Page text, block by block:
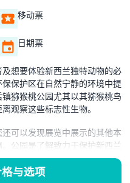
移动票
日期票
想要体验新西兰独特动物的必
保护区在自然宁静的环境中提
猕猴桃公园尤其以其猕猴桃鸟
观察这些标志性生物。
可以发现展览中展示的其他本
公园是了解致力于保护新西兰
日喂食和教育讲座为理解保护
动的方式。
与选项